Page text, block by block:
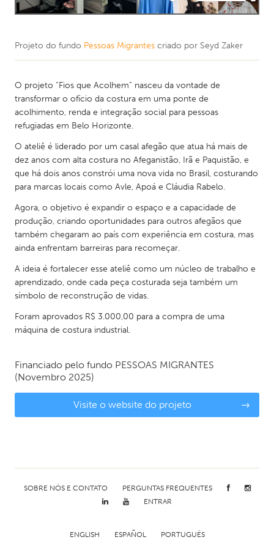
Projeto do fundo Pessoas Migrantes criado por Seyd Zaker
O projeto “Fios que Acolhem” nasceu da vontade de
transformar o ofício da costura em uma ponte de
acolhimento, renda e integração social para pessoas
refugiadas em Belo Horizonte.
O ateliê é liderado por um casal afegão que atua há mais de
dez anos com alta costura no Afeganistão, Irã e Paquistão, e
que há dois anos constrói uma nova vida no Brasil, costurando
para marcas locais como Avle, Apoá e Cláudia Rabelo.
Agora, o objetivo é expandir o espaço e a capacidade de
produção, criando oportunidades para outros afegãos que
também chegaram ao país com experiência em costura, mas
ainda enfrentam barreiras para recomeçar.
A ideia é fortalecer esse ateliê como um núcleo de trabalho e
aprendizado, onde cada peça costurada seja também um
símbolo de reconstrução de vidas.
Foram aprovados R$ 3.000,00 para a compra de uma
máquina de costura industrial.
Financiado pelo fundo PESSOAS MIGRANTES
(Novembro 2025)
Visite o website do projeto →
SOBRE NÓS E CONTATO
PERGUNTAS FREQUENTES
ENTRAR
ENGLISH ESPAÑOL PORTUGUÊS